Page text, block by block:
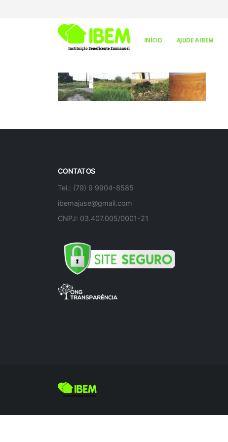
INÍCIO AJUDE A IBEM
CONTATOS
Tel.: (79) 9 9904-8585
ibemajuse@gmail.com
CNPJ: 03.407.005/0001-21